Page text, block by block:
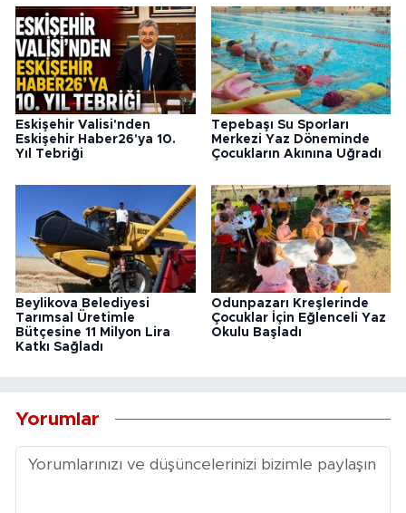
Eskişehir Valisi'nden
Eskişehir Haber26'ya 10.
Yıl Tebriği
Tepebaşı Su Sporları
Merkezi Yaz Döneminde
Çocukların Akınına Uğradı
Beylikova Belediyesi
Tarımsal Üretimle
Bütçesine 11 Milyon Lira
Katkı Sağladı
Odunpazarı Kreşlerinde
Çocuklar İçin Eğlenceli Yaz
Okulu Başladı
Yorumlar